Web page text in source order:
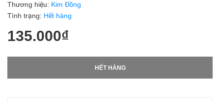
Thương hiệu: Kim Đồng
Tình trạng: Hết hàng
135.000₫
HẾT HÀNG